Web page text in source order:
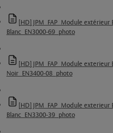
[HD] JPM_FAP_Module extérieur
Blanc_EN3000-69_photo
[HD] JPM_FAP_Module
Noir_EN3400-08_photo
[HD] JPM_FAP_Module
Blanc_EN3300-39_photo